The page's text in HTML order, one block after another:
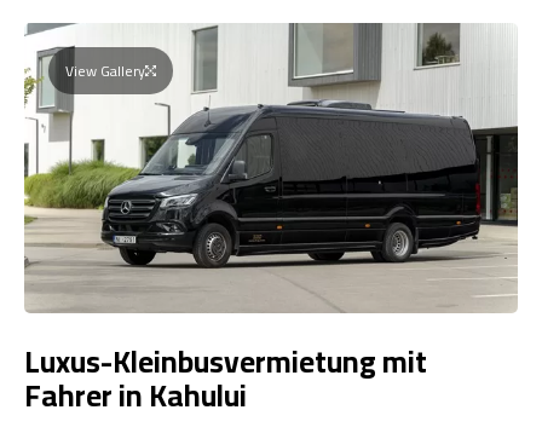
View Gallery
Luxus-Kleinbusvermietung mit
Fahrer in Kahului